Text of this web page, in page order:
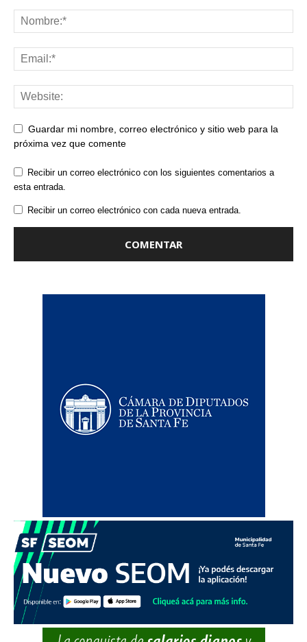
Guardar mi nombre, correo electrónico y sitio web para la
próxima vez que comente
Recibir un correo electrónico con los siguientes comentarios a
esta entrada.
Recibir un correo electrónico con cada nueva entrada.